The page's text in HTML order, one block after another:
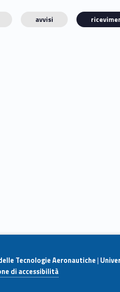
avvisi
Tecnologie Aeronautiche|
di accessibilità